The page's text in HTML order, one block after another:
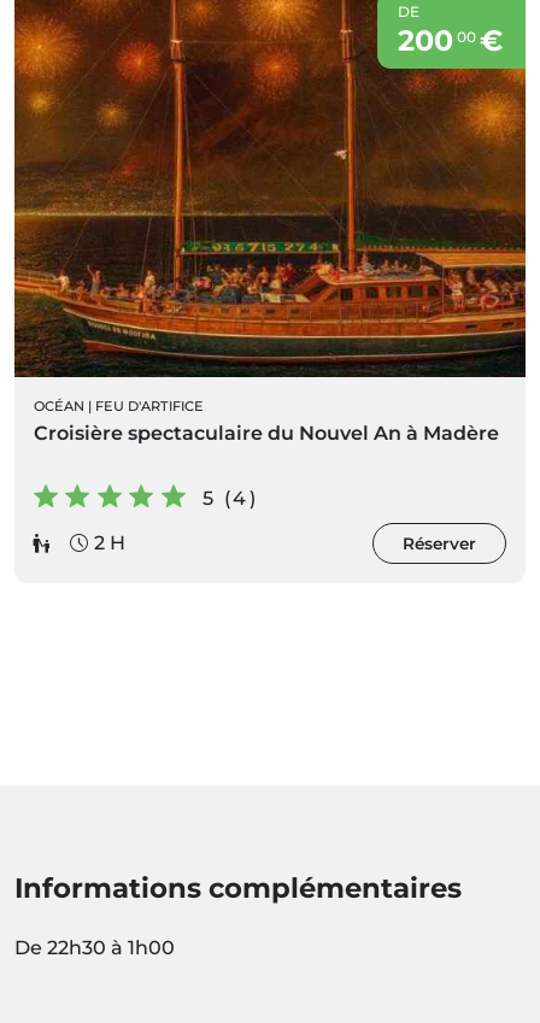
DE
200 00€
OCÉAN | FEU D'ARTIFICE
Croisière spectaculaire du Nouvel An à Madère
5 (4)
2 H
Réserver
Informations complémentaires
De 22h30 à 1h00